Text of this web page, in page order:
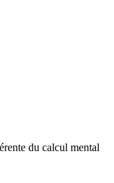
du calcul mental